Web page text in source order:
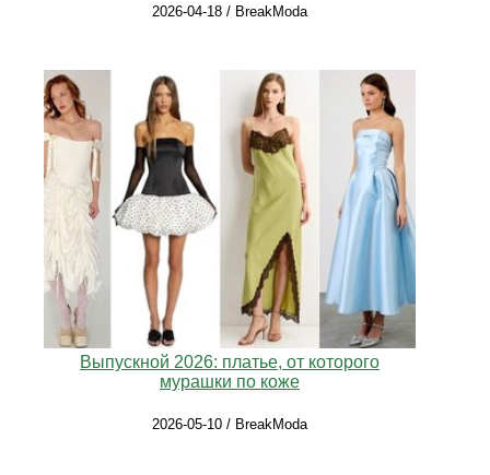
2026-04-18 / BreakModa
Выпускной 2026: платье, от которого
мурашки по коже
2026-05-10 / BreakModa